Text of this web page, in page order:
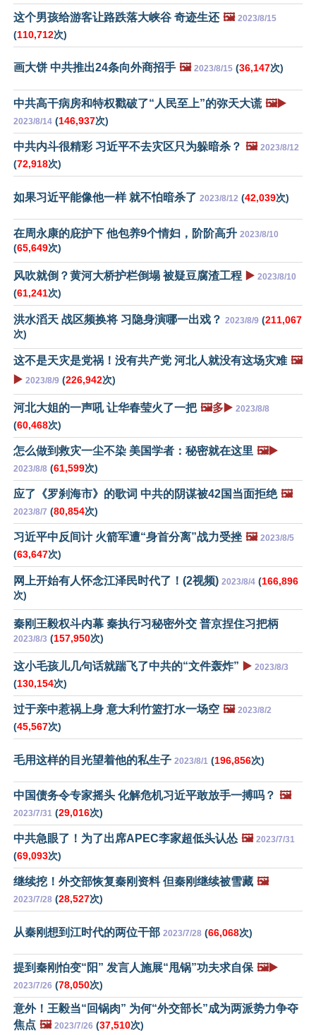
这个男孩给游客让路跌落大峡谷 奇迹生还 🖼️ 2023/8/15
(110,712次)
画大饼 中共推出24条向外商招手 🖼️ 2023/8/15 (36,147次)
中共高干病房和特权戳破了“人民至上”的弥天大谎 🖼️▶️
2023/8/14 (146,937次)
中共内斗很精彩 习近平不去灾区只为躲暗杀？ 🖼️ 2023/8/12
(72,918次)
如果习近平能像他一样 就不怕暗杀了 2023/8/12 (42,039次)
在周永康的庇护下 他包养9个情妇，阶阶高升 2023/8/10
(65,649次)
风吹就倒？黄河大桥护栏倒塌 被疑豆腐渣工程 ▶️ 2023/8/10
(61,241次)
洪水滔天 战区频换将 习隐身演哪一出戏？ 2023/8/9 (211,067
次)
这不是天灾是党祸！没有共产党 河北人就没有这场灾难 🖼️
▶️ 2023/8/9 (226,942次)
河北大姐的一声吼 让华春莹火了一把 🖼️多▶️ 2023/8/8
(60,468次)
怎么做到救灾一尘不染 美国学者：秘密就在这里 🖼️▶️
2023/8/8 (61,599次)
应了《罗刹海市》的歌词 中共的阴谋被42国当面拒绝 🖼️
2023/8/7 (80,854次)
习近平中反间计 火箭军遭“身首分离”战力受挫 🖼️ 2023/8/5
(63,647次)
网上开始有人怀念江泽民时代了！(2视频) 2023/8/4 (166,896
次)
秦刚王毅权斗内幕 秦执行习秘密外交 普京捏住习把柄
2023/8/3 (157,950次)
这小毛孩儿几句话就踹飞了中共的“文件轰炸” ▶️ 2023/8/3
(130,154次)
过于亲中惹祸上身 意大利竹篮打水一场空 🖼️ 2023/8/2
(45,567次)
毛用这样的目光望着他的私生子 2023/8/1 (196,856次)
中国债务令专家摇头 化解危机习近平敢放手一搏吗？ 🖼️
2023/7/31 (29,016次)
中共急眼了！为了出席APEC李家超低头认怂 🖼️ 2023/7/31
(69,093次)
继续挖！外交部恢复秦刚资料 但秦刚继续被雪藏 🖼️
2023/7/28 (28,527次)
从秦刚想到江时代的两位干部 2023/7/28 (66,068次)
提到秦刚怕变“阳” 发言人施展“甩锅”功夫求自保 🖼️▶️
2023/7/26 (78,050次)
意外！王毅当“回锅肉” 为何“外交部长”成为两派势力争夺
焦点 🖼️ 2023/7/26 (37,510次)